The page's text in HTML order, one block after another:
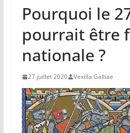
Pourquoi le
pourrait être
nationale ?
27 juillet 2020 Vexilla Galliae